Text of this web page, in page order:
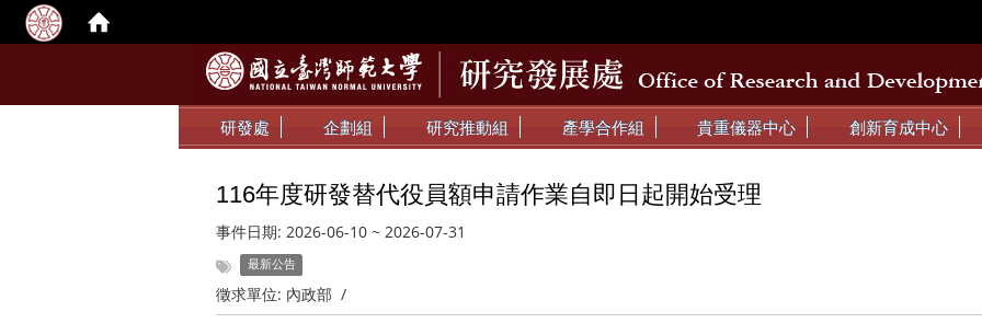
研發處 企劃組 研究推動組 產學合作組 貴重儀器中心 創新育成中心
116年度研發替代役員額申請作業自即日起開始受理
事件日期: 2026-06-10 ~ 2026-07-31
最新公告
徵求單位: 內政部 /